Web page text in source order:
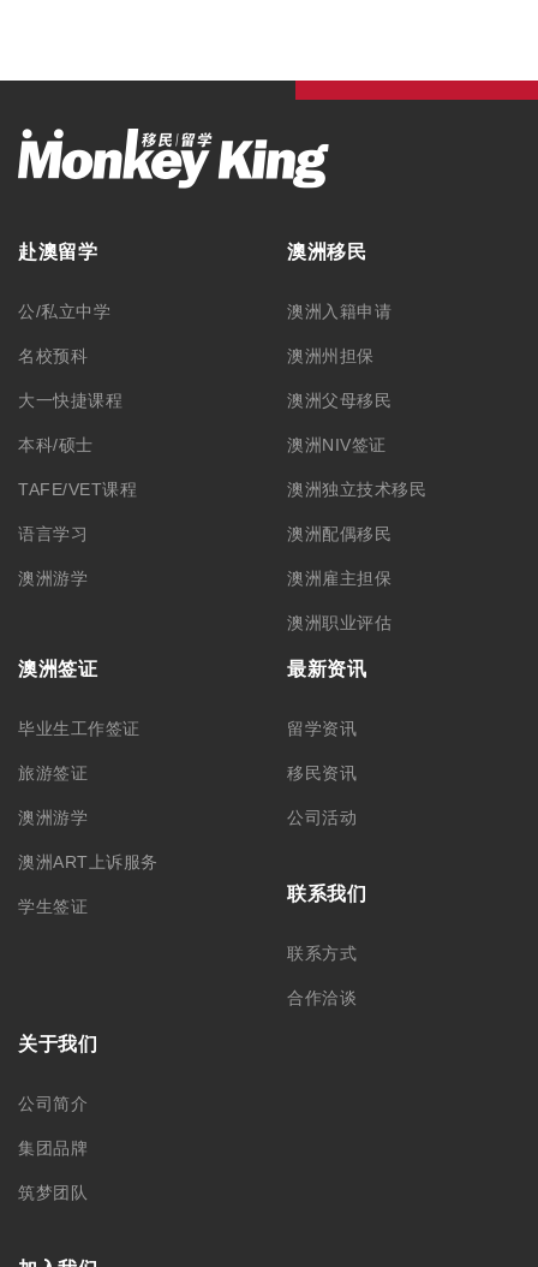
赴澳留学
公/私立中学
名校预科
大一快捷课程
本科/硕士
TAFE/VET课程
语言学习
澳洲游学
澳洲移民
澳洲入籍申请
澳洲州担保
澳洲父母移民
澳洲NIV签证
澳洲独立技术移民
澳洲配偶移民
澳洲雇主担保
澳洲职业评估
澳洲签证
毕业生工作签证
旅游签证
澳洲游学
澳洲ART上诉服务
学生签证
最新资讯
留学资讯
移民资讯
公司活动
联系我们
联系方式
合作洽谈
关于我们
公司简介
集团品牌
筑梦团队